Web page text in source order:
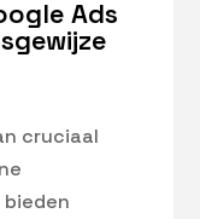
Ads
cruciaal